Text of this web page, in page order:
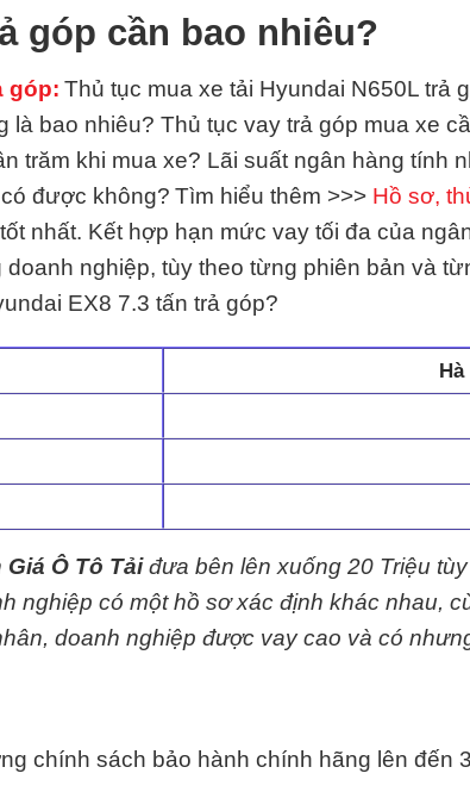
góp cần bao nhiêu?
góp: Thủ tục mua xe tải Hyundai N650L trả
là bao nhiêu? Thủ tục vay trả góp mua xe
trăm khi mua xe? Lãi suất ngân hàng tính
được không? Tìm hiểu thêm >>> Hồ sơ,
nhất. Kết hợp hạn mức vay tối đa của
nghiệp, tùy theo từng phiên bản và
EX8 7.3 tấn trả góp?
Giá Ô Tô Tảiđưa bên lên xuống 20 Triệu
nghiệp có một hồ sơ xác định khác nhau,
doanh nghiệp được vay cao và có
chính sách bảo hành chính hãng lên đến